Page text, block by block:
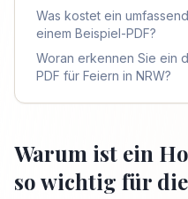
Was kostet ein
einem Beispiel-PDF?
Woran erkennen Sie ein
PDF für Feiern in NRW?
Warum ist ein
so wichtig für